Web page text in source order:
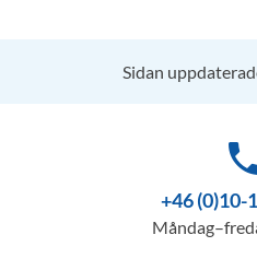
Sidan
+46 (0)10-